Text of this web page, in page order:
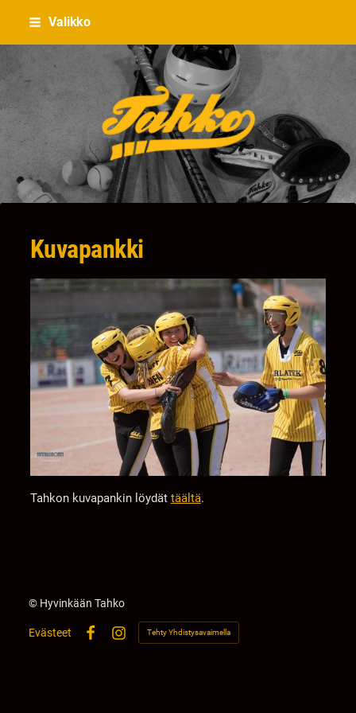
Siirry
sisältöön
Valikko
Hyvinkään Tahko
Kuvapankki
Tahkon kuvapankin löydät täältä.
© Hyvinkään Tahko
Evästeet
Instagram
Tehty Yhdistysavaimella